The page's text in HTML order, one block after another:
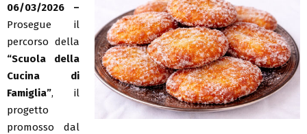
06/03/2026 –
Prosegue il
percorso della
“Scuola della
Cucina di
Famiglia”, il
progetto
promosso dal